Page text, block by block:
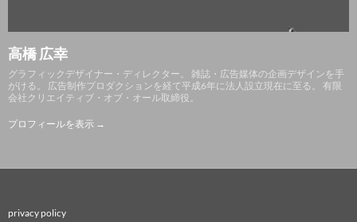
高橋 広幸
グラフィックデザイナー・ディレクター。 雑誌・広告媒体の企画デザインを手
がける。 広告制作プロダクションを経て平成6年に法人設立現在に至る。 有限
会社クリエイティブ・オブ・オール取締役。
プロフィールを表示 →
privacy policy